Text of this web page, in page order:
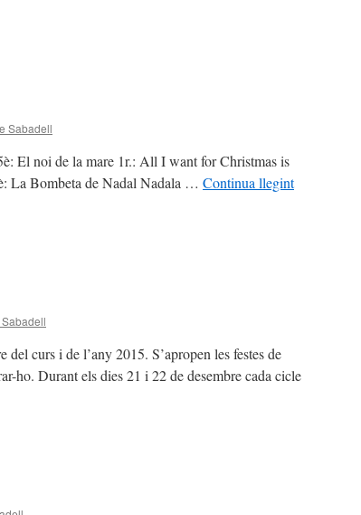
Sabadell
El noi de la mare 1r.: All I want for Christmas is
La Bombeta de Nadal Nadala … Continua llegint
curs i de l’any 2015. S’apropen les festes de
ho. Durant els dies 21 i 22 de desembre cada cicle